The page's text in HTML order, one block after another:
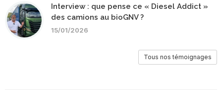
Interview : que pense ce « Diesel Addict »
des camions au bioGNV ?
15/01/2026
Tous nos témoignages